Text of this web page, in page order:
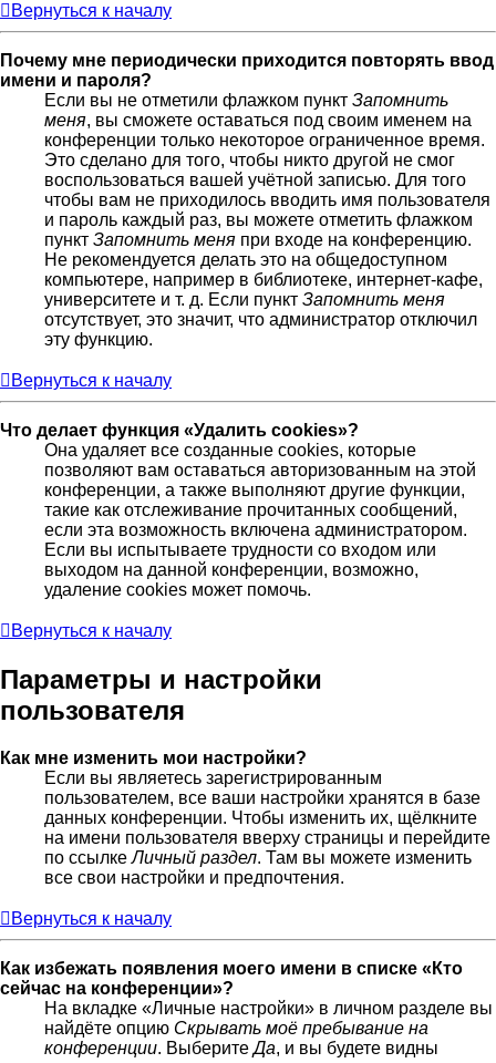
Вернуться к началу
Почему мне периодически приходится повторять ввод
имени и пароля?
Если вы не отметили флажком пункт Запомнить
меня, вы сможете оставаться под своим именем на
конференции только некоторое ограниченное время.
Это сделано для того, чтобы никто другой не смог
воспользоваться вашей учётной записью. Для того
чтобы вам не приходилось вводить имя пользователя
и пароль каждый раз, вы можете отметить флажком
пункт Запомнить меня при входе на конференцию.
Не рекомендуется делать это на общедоступном
компьютере, например в библиотеке, интернет-кафе,
университете и т. д. Если пункт Запомнить меня
отсутствует, это значит, что администратор отключил
эту функцию.
Вернуться к началу
Что делает функция «Удалить cookies»?
Она удаляет все созданные cookies, которые
позволяют вам оставаться авторизованным на этой
конференции, а также выполняют другие функции,
такие как отслеживание прочитанных сообщений,
если эта возможность включена администратором.
Если вы испытываете трудности со входом или
выходом на данной конференции, возможно,
удаление cookies может помочь.
Вернуться к началу
Параметры и настройки
пользователя
Как мне изменить мои настройки?
Если вы являетесь зарегистрированным
пользователем, все ваши настройки хранятся в базе
данных конференции. Чтобы изменить их, щёлкните
на имени пользователя вверху страницы и перейдите
по ссылкеЛичный раздел. Там вы можете изменить
все свои настройки и предпочтения.
Вернуться к началу
Как избежать появления моего имени в списке «Кто
сейчас на конференции»?
На вкладке «Личные настройки» в личном разделе вы
найдёте опцию Скрывать моё пребывание на
конференции. ВыберитеДа, и вы будете видны